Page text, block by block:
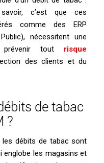
c’est que ces
comme des ERP
nécessitent une
prévenir tout risque
des clients et du
de tabac
?
les débits de tabac sont
englobe les magasins et